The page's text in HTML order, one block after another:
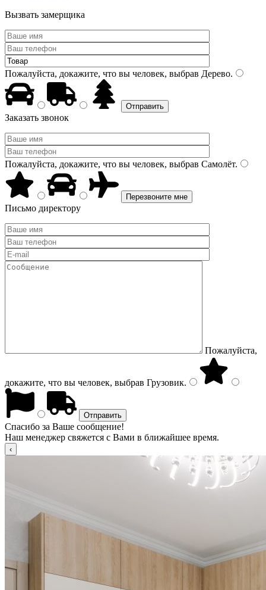
Вызвать замерщика
Пожалуйста, докажите, что вы человек, выбрав Дерево.
Заказать звонок
Пожалуйста, докажите, что вы человек, выбрав Самолёт.
Письмо директору
Пожалуйста,
докажите, что вы человек, выбрав Грузовик.
Спасибо за Ваше сообщение!
Наш менеджер свяжется с Вами в ближайшее время.